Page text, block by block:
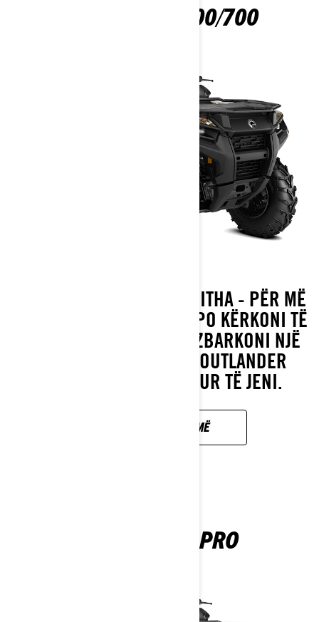
OUTLANDER 500/700
ËSHTË ATV QË I BËN TË GJITHA - PËR MË
PAK. PAVARËSISHT NËSE PO KËRKONI TË
KAPNI SHTIGJET OSE TË ZBARKONI NJË
NGARKESË ME PESHK, OUTLANDER
500/700 ËSHTË GATI KUR TË JENI.
ZBULONI MË SHUMË
OUTLANDER PRO